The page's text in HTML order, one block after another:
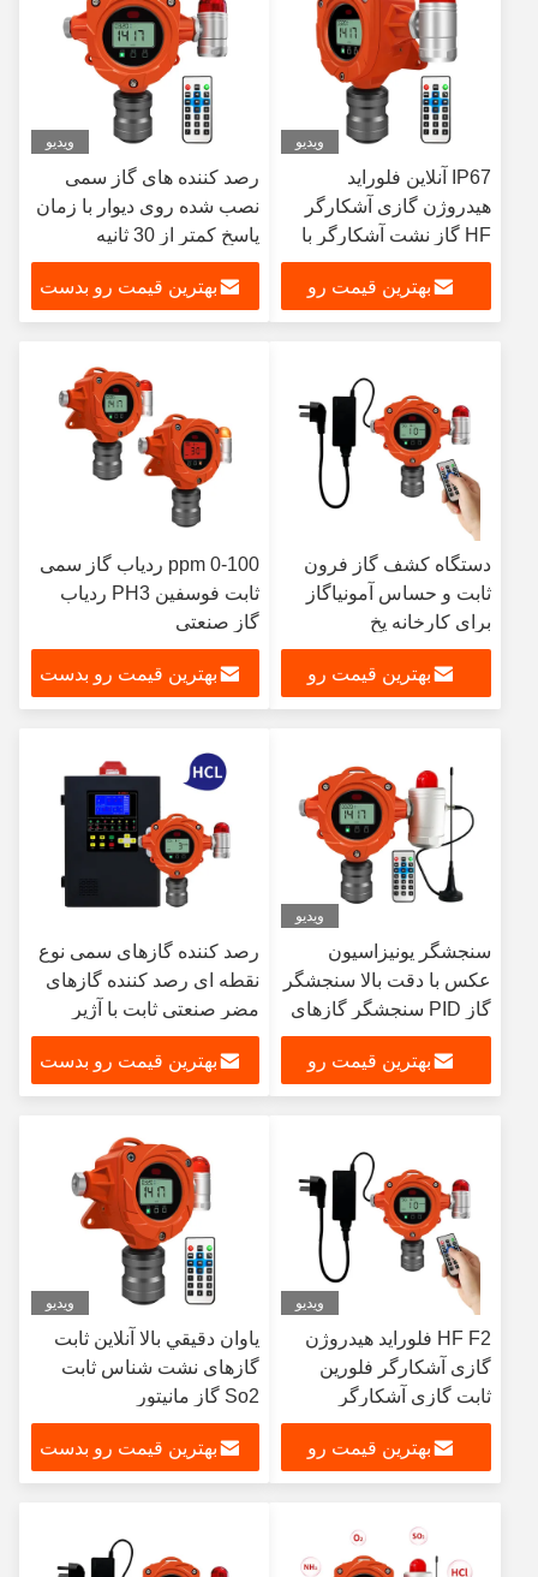
ویدیو
IP67 آنلاین فلوراید
هیدروژن گازی آشکارگر
HF گاز نشت آشکارگر با
آژیر
بهترین قیمت رو
ویدیو
رصد کننده های گاز سمی
نصب شده روی دیوار با زمان
پاسخ کمتر از 30 ثانیه
بهترین قیمت رو بدست
دستگاه کشف گاز فرون
ثابت و حساس آمونیاگاز
برای کارخانه یخ
بهترین قیمت رو
0-100 ppm ردیاب گاز سمی
ثابت فوسفین PH3 ردیاب
گاز صنعتی
بهترین قیمت رو بدست
ویدیو
سنجشگر یونیزاسیون
عکس با دقت بالا سنجشگر
گاز PID سنجشگر گازهای
VOC سنجشگر آژیر نشت
بهترین قیمت رو
رصد کننده گازهای سمی نوع
نقطه ای رصد کننده گازهای
مضر صنعتی ثابت با آژیر
بهترین قیمت رو بدست
ویدیو
HF F2 فلوراید هیدروژن
گازی آشکارگر فلورین
ثابت گازی آشکارگر
بهترین قیمت رو
ویدیو
ياوان دقيقي بالا آنلاين ثابت
گازهای نشت شناس ثابت
So2 گاز مانيتور
بهترین قیمت رو بدست